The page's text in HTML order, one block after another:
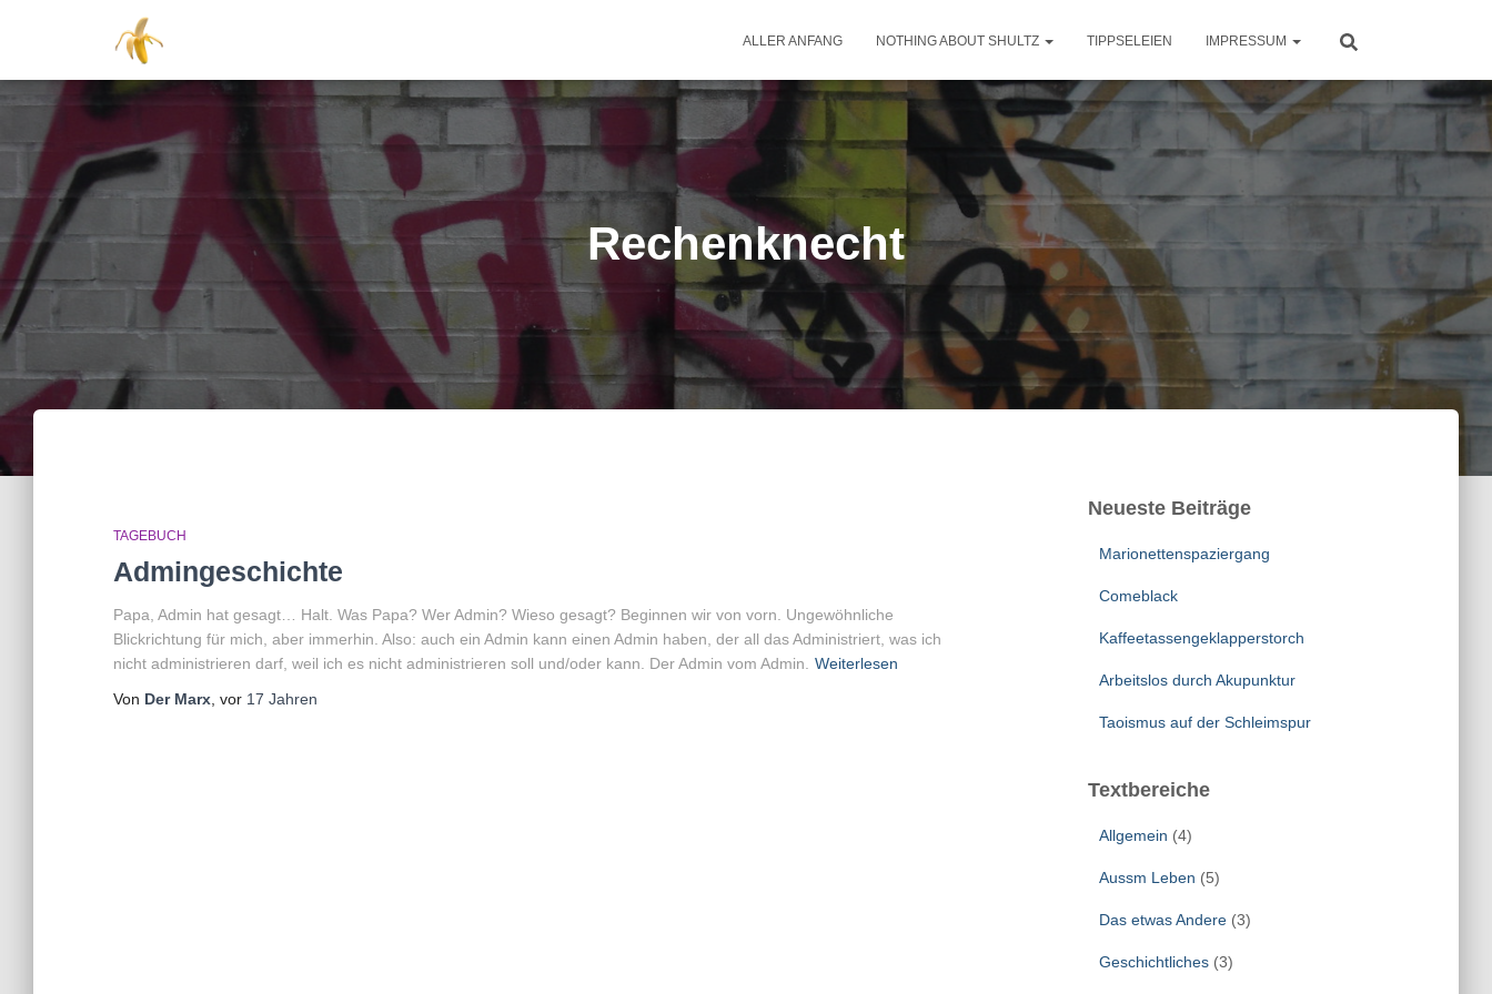
ALLER ANFANG NOTHING ABOUT SHULTZ TIPPSELEIEN IMPRESSUM
Rechenknecht
TAGEBUCH
Admingeschichte
Papa, Admin hat gesagt… Halt. Was Papa? Wer Admin? Wieso gesagt? Beginnen wir von vorn. Ungewöhnliche
Blickrichtung für mich, aber immerhin. Also: auch ein Admin kann einen Admin haben, der all das Administriert, was ich
nicht administrieren darf, weil ich es nicht administrieren soll und/oder kann. Der Admin vom Admin.
Weiterlesen
Von Der Marx , vor 17 Jahren
Neueste Beiträge
Marionettenspaziergang
Comeblack
Kaffeetassengeklapperstorch
Arbeitslos durch Akupunktur
Taoismus auf der Schleimspur
Textbereiche
Allgemein (4)
Aussm Leben (5)
Das etwas Andere(3)
Geschichtliches(3)